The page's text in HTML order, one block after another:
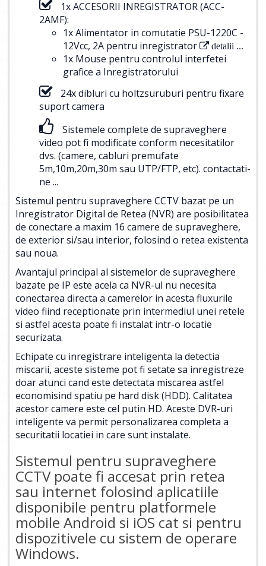
1x ACCESORII INREGISTRATOR (ACC-
2AMF):
1x Alimentator in comutatie PSU-1220C -
12Vcc, 2A pentru inregistrator
detalii ...
1x Mouse pentru controlul interfetei
grafice a Inregistratorului
24x dibluri cu holtzsuruburi pentru fixare
suport camera
Sistemele complete de supraveghere
video pot fi modificate conform necesitatilor
dvs. (camere, cabluri premufate
5m,10m,20m,30m sau UTP/FTP, etc). contactati-
ne ...
Sistemul pentru supraveghere CCTV bazat pe un
Inregistrator Digital de Retea (NVR) are posibilitatea
de conectare a maxim 16 camere de supraveghere,
de exterior si/sau interior, folosind o retea existenta
sau noua.
Avantajul principal al sistemelor de supraveghere
bazate pe IP este acela ca NVR-ul nu necesita
conectarea directa a camerelor in acesta fluxurile
video fiind receptionate prin intermediul unei retele
si astfel acesta poate fi instalat intr-o locatie
securizata.
Echipate cu inregistrare inteligenta la detectia
miscarii, aceste sisteme pot fi setate sa inregistreze
doar atunci cand este detectata miscarea astfel
economisind spatiu pe hard disk (HDD). Calitatea
acestor camere este cel putin HD. Aceste DVR-uri
inteligente va permit personalizarea completa a
securitatii locatiei in care sunt instalate.
Sistemul pentru supraveghere
CCTV poate fi accesat prin retea
sau internet folosind aplicatiile
disponibile pentru platformele
mobile Android si iOS cat si pentru
dispozitivele cu sistem de operare
Windows.